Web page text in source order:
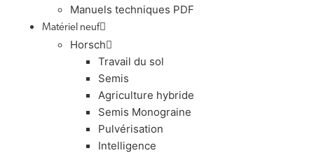
Manuels techniques PDF
Matériel neuf
Horsch
Travail du sol
Semis
Agriculture hybride
Semis Monograine
Pulvérisation
Intelligence